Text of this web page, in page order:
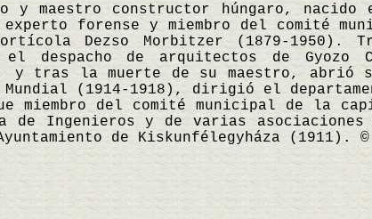
maestro constructor húngaro, nacido
forense y miembro del comité
Dezso Morbitzer (1879-1950).
despacho de arquitectos de Gyozo
y tras la muerte de su maestro, abrió
(1914-1918), dirigió el
miembro del comité municipal de la
de Ingenieros y de varias
de Kiskunfélegyháza (1911).